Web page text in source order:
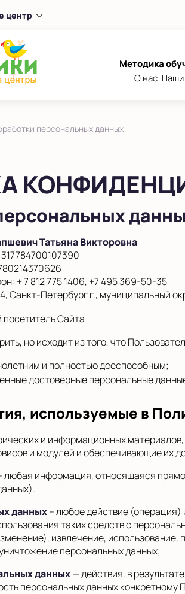
центр
центр
на карте
город
Методика
О нас
персональных данных
Татьяна Викторовна
+ 7 812 775 1406, +7 495 369-50-35
Санкт-Петербург г., муниципальный
Сайта
но исходит из того, что
и полностью дееспособным;
достоверные персональные
используемые в
и информационных
и модулей и обеспечивающие их
любая информация, относящаяся
данных– любое действие (операция)
таких средств с
извлечение,
персональных данных;
данных— действия, в
персональных данных конкретному